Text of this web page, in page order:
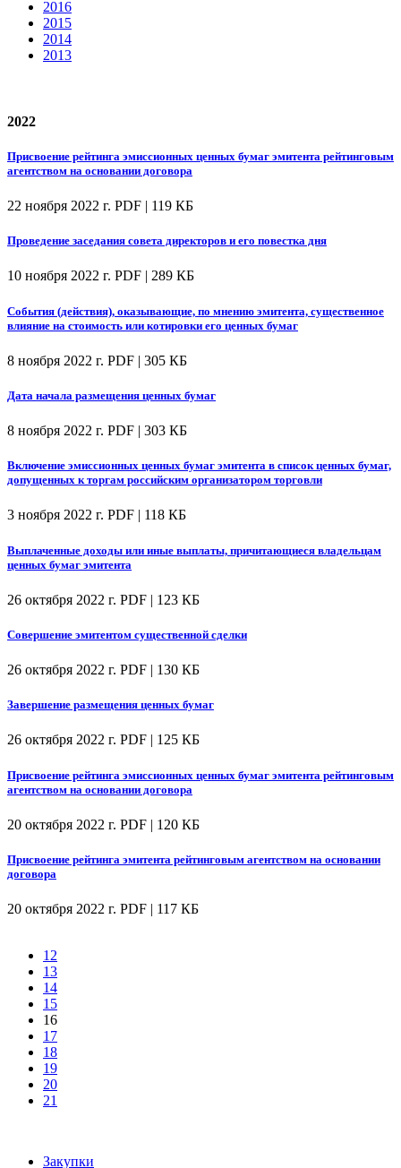
2016
2015
2014
2013
2022
Присвоение рейтинга эмиссионных ценных бумаг эмитента рейтинговым
агентством на основании договора
22 ноября 2022 г. PDF | 119 КБ
Проведение заседания совета директоров и его повестка дня
10 ноября 2022 г. PDF | 289 КБ
События (действия), оказывающие, по мнению эмитента, существенное
влияние на стоимость или котировки его ценных бумаг
8 ноября 2022 г. PDF | 305 КБ
Дата начала размещения ценных бумаг
8 ноября 2022 г. PDF | 303 КБ
Включение эмиссионных ценных бумаг эмитента в список ценных бумаг,
допущенных к торгам российским организатором торговли
3 ноября 2022 г. PDF | 118 КБ
Выплаченные доходы или иные выплаты, причитающиеся владельцам
ценных бумаг эмитента
26 октября 2022 г. PDF | 123 КБ
Совершение эмитентом существенной сделки
26 октября 2022 г. PDF | 130 КБ
Завершение размещения ценных бумаг
26 октября 2022 г. PDF | 125 КБ
Присвоение рейтинга эмиссионных ценных бумаг эмитента рейтинговым
агентством на основании договора
20 октября 2022 г. PDF | 120 КБ
Присвоение рейтинга эмитента рейтинговым агентством на основании
договора
20 октября 2022 г. PDF | 117 КБ
12
13
14
15
16
17
18
19
20
21
Закупки